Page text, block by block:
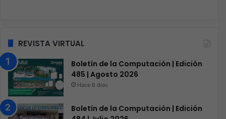
REVISTA VIRTUAL
Boletín de la Computación | Edición
485 | Agosto 2026
Hace 6 días
Boletín de la Computación | Edición